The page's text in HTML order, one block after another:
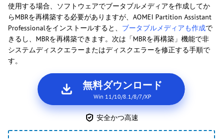
使用する場合、ソフトウェアでブータブルメディアを作成してか
らMBRを再構築する必要がありますが、AOMEI Partition Assistant
Professionalをインストールすると、 ブータブルメディアも作成で
きるし、MBRを再構築できます。次は「MBRを再構築」機能で非
システムディスクエラーまたはディスクエラーを修正する手順で
す。
無料ダウンロード
Win 11/10/8.1/8/7/XP
安全かつ高速